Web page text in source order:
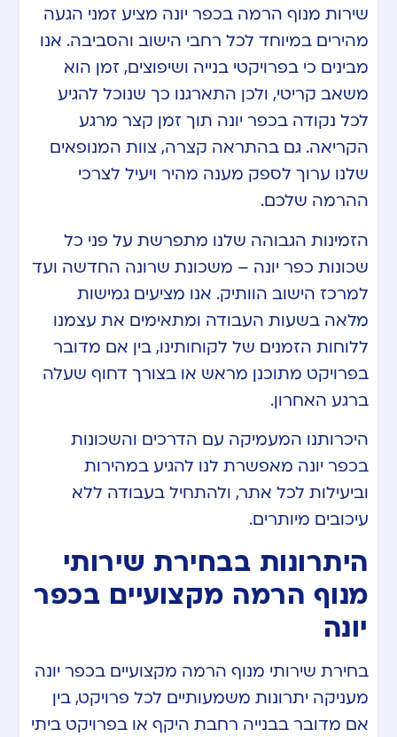
שירות מנוף הרמה בכפר יונה מציע זמני הגעה
מהירים במיוחד לכל רחבי הישוב והסביבה. אנו
מבינים כי בפרויקטי בנייה ושיפוצים, זמן הוא
משאב קריטי, ולכן התארגנו כך שנוכל להגיע
לכל נקודה בכפר יונה תוך זמן קצר מרגע
הקריאה. גם בהתראה קצרה, צוות המנופאים
שלנו ערוך לספק מענה מהיר ויעיל לצרכי
ההרמה שלכם.
הזמינות הגבוהה שלנו מתפרשת על פני כל
שכונות כפר יונה – משכונת שרונה החדשה ועד
למרכז הישוב הוותיק. אנו מציעים גמישות
מלאה בשעות העבודה ומתאימים את עצמנו
ללוחות הזמנים של לקוחותינו, בין אם מדובר
בפרויקט מתוכנן מראש או בצורך דחוף שעלה
ברגע האחרון.
היכרותנו המעמיקה עם הדרכים והשכונות
בכפר יונה מאפשרת לנו להגיע במהירות
וביעילות לכל אתר, ולהתחיל בעבודה ללא
עיכובים מיותרים.
היתרונות בבחירת שירותי
מנוף הרמה מקצועיים בכפר
יונה
בחירת שירותי מנוף הרמה מקצועיים בכפר יונה
מעניקה יתרונות משמעותיים לכל פרויקט, בין
אם מדובר בבנייה רחבת היקף או בפרויקט ביתי